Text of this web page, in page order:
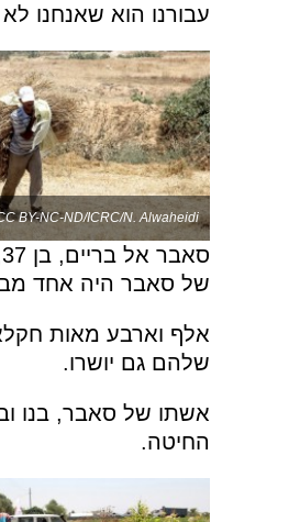
עבורנו הוא שאנחנו
BY-NC-ND/ICRC/N. Alwaheidi
של סאבר היה אחד
שלהם גם יושרו.
אשתו של סאבר, בנו
החיטה.